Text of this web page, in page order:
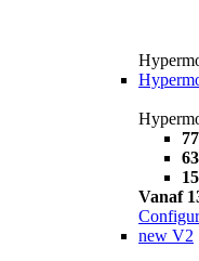
Vanaf
new V2